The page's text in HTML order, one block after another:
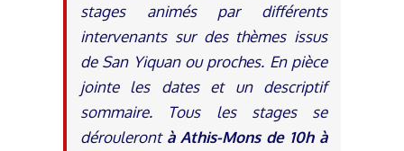
stages animés par différents
intervenants sur des thèmes issus
de San Yiquan ou proches. En pièce
jointe les dates et un descriptif
sommaire.
Tous les stages se
dérouleront à Athis-Mons de 10h à